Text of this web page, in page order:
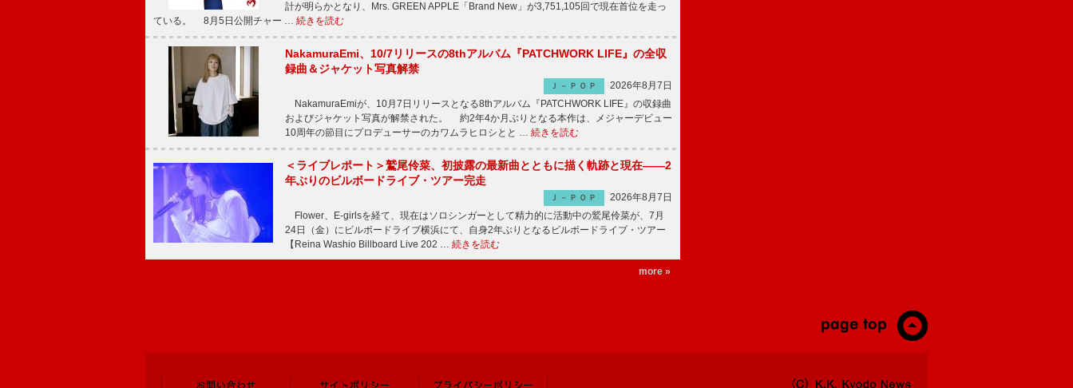
計が明らかとなり、Mrs. GREEN APPLE「Brand New」が3,751,105回で現在首位を走っ
ている。 8月5日公開チャー … 続きを読む
NakamuraEmi、10/7リリースの8thアルバム『PATCHWORK LIFE』の全収
録曲＆ジャケット写真解禁
Ｊ－ＰＯＰ
2026年8月7日
NakamuraEmiが、10月7日リリースとなる8thアルバム『PATCHWORK LIFE』の収録曲
およびジャケット写真が解禁された。 約2年4か月ぶりとなる本作は、メジャーデビュー
10周年の節目にプロデューサーのカワムラヒロシとと … 続きを読む
＜ライブレポート＞鷲尾伶菜、初披露の最新曲とともに描く軌跡と現在――2
年ぶりのビルボードライブ・ツアー完走
Ｊ－ＰＯＰ
2026年8月7日
Flower、E-girlsを経て、現在はソロシンガーとして精力的に活動中の鷲尾伶菜が、7月
24日（金）にビルボードライブ横浜にて、自身2年ぶりとなるビルボードライブ・ツアー
【Reina Washio Billboard Live 202 … 続きを読む
more »